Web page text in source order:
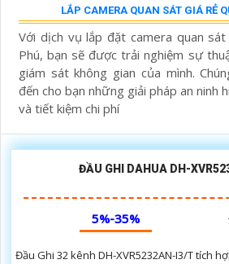
LẮP CAMERA QUAN SÁT GIÁ RẺ
Với dịch vụ lắp đặt camera quan
Phú, bạn sẽ được trải nghiệm sự
giám sát không gian của mình.
đến cho bạn những giải pháp an ninh
và tiết kiệm chi phí
ĐẦU GHI DAHUA DH-
5%-35%
Đầu Ghi 32 kênh DH-XVR5232AN-I3/T tích